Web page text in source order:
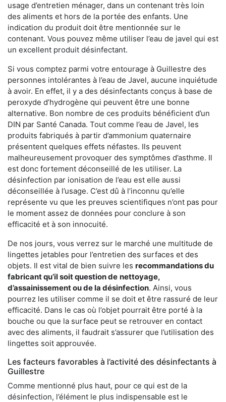
usage d’entretien ménager, dans un contenant très loin
des aliments et hors de la portée des enfants. Une
indication du produit doit être mentionnée sur le
contenant. Vous pouvez même utiliser l’eau de javel qui est
un excellent produit désinfectant.
Si vous comptez parmi votre entourage à Guillestre des
personnes intolérantes à l’eau de Javel, aucune inquiétude
à avoir. En effet, il y a des désinfectants conçus à base de
peroxyde d’hydrogène qui peuvent être une bonne
alternative. Bon nombre de ces produits bénéficient d’un
DIN par Santé Canada. Tout comme l’eau de Javel, les
produits fabriqués à partir d’ammonium quaternaire
présentent quelques effets néfastes. Ils peuvent
malheureusement provoquer des symptômes d’asthme. Il
est donc fortement déconseillé de les utiliser. La
désinfection par ionisation de l’eau est elle aussi
déconseillée à l’usage. C’est dû à l’inconnu qu’elle
représente vu que les preuves scientifiques n’ont pas pour
le moment assez de données pour conclure à son
efficacité et à son innocuité.
De nos jours, vous verrez sur le marché une multitude de
lingettes jetables pour l’entretien des surfaces et des
objets. Il est vital de bien suivre les recommandations du
fabricant qu’il soit question de nettoyage,
d’assainissement ou de la désinfection. Ainsi, vous
pourrez les utiliser comme il se doit et être rassuré de leur
efficacité. Dans le cas où l’objet pourrait être porté à la
bouche ou que la surface peut se retrouver en contact
avec des aliments, il faudrait s’assurer que l’utilisation des
lingettes soit approuvée.
Les facteurs favorables à l’activité des désinfectants à
Guillestre
Comme mentionné plus haut, pour ce qui est de la
désinfection, l’élément le plus indispensable est le